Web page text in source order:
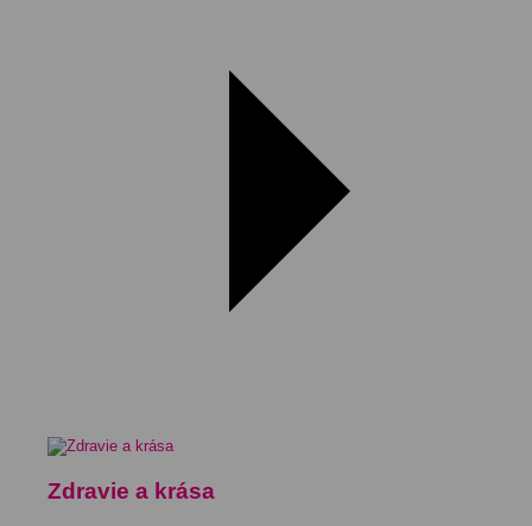
Zdravie a krása